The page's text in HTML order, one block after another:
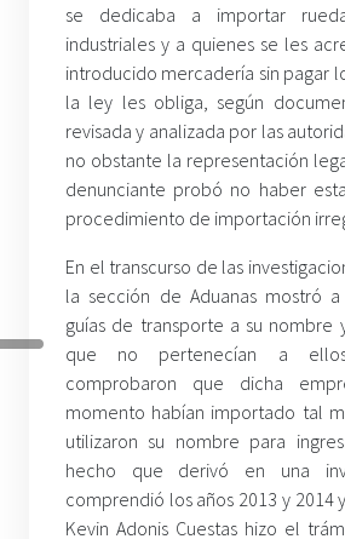
se dedicaba a importar
industriales y a quienes se les
introducido mercadería sin pagar
la ley les obliga, según
revisada y analizada por las
no obstante la representación
denunciante probó no haber
procedimiento de importación
En el transcurso de las
la sección de Aduanas mostró
guías de transporte a su nombre
que no pertenecían a
comprobaron que dicha
momento habían importado tal
utilizaron su nombre para
hecho que derivó en una
comprendió los años 2013 y 2014
Kevin Adonis Cuestas hizo el